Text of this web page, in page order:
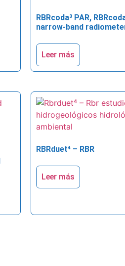
RBRcoda³ PAR,
narrow-band
Leer más
RBRduet⁴ – RBR
Leer más